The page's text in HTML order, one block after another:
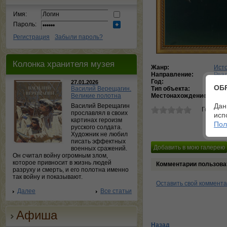
Имя:
Пароль:
Регистрация
Забыли пароль?
Колонка хранителя музея
27.01.2026
Василий Верещагин.
Великие полотна
Василий Верещагин
прославлял в своих
картинах героизм
русского солдата.
Художник не любил
писать эффектных
военных сражений.
Он считал войну огромным злом,
которое привносит в жизнь людей
разруху и смерть, и его полотна именно
так войну и показывают.
Далее
Все статьи
Афиша
Жанр:
Направление:
Год:
Тип объекта:
Местонахождение:
Комментарии
Оставить свой
Назад